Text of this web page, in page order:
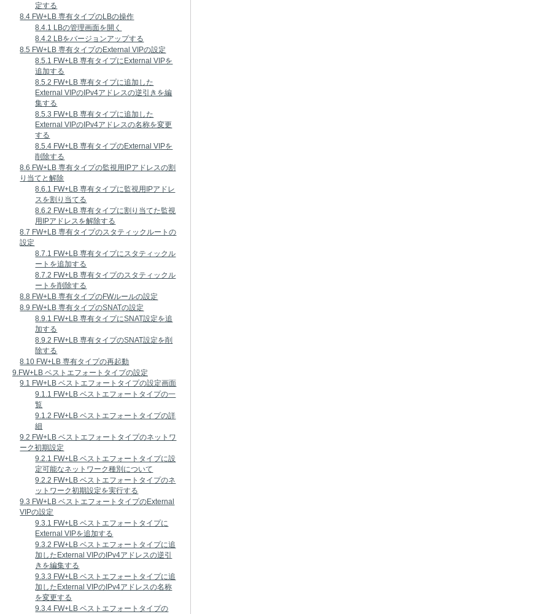
定する
8.4 FW+LB 専有タイプのLBの操作
8.4.1 LBの管理画面を開く
8.4.2 LBをバージョンアップする
8.5 FW+LB 専有タイプのExternal VIPの設定
8.5.1 FW+LB 専有タイプにExternal VIPを
追加する
8.5.2 FW+LB 専有タイプに追加した
External VIPのIPv4アドレスの逆引きを編
集する
8.5.3 FW+LB 専有タイプに追加した
External VIPのIPv4アドレスの名称を変更
する
8.5.4 FW+LB 専有タイプのExternal VIPを
削除する
8.6 FW+LB 専有タイプの監視用IPアドレスの割
り当てと解除
8.6.1 FW+LB 専有タイプに監視用IPアドレ
スを割り当てる
8.6.2 FW+LB 専有タイプに割り当てた監視
用IPアドレスを解除する
8.7 FW+LB 専有タイプのスタティックルートの
設定
8.7.1 FW+LB 専有タイプにスタティックル
ートを追加する
8.7.2 FW+LB 専有タイプのスタティックル
ートを削除する
8.8 FW+LB 専有タイプのFWルールの設定
8.9 FW+LB 専有タイプのSNATの設定
8.9.1 FW+LB 専有タイプにSNAT設定を追
加する
8.9.2 FW+LB 専有タイプのSNAT設定を削
除する
8.10 FW+LB 専有タイプの再起動
9.FW+LB ベストエフォートタイプの設定
9.1 FW+LB ベストエフォートタイプの設定画面
9.1.1 FW+LB ベストエフォートタイプの一
覧
9.1.2 FW+LB ベストエフォートタイプの詳
細
9.2 FW+LB ベストエフォートタイプのネットワ
ーク初期設定
9.2.1 FW+LB ベストエフォートタイプに設
定可能なネットワーク種別について
9.2.2 FW+LB ベストエフォートタイプのネ
ットワーク初期設定を実行する
9.3 FW+LB ベストエフォートタイプのExternal
VIPの設定
9.3.1 FW+LB ベストエフォートタイプに
External VIPを追加する
9.3.2 FW+LB ベストエフォートタイプに追
加したExternal VIPのIPv4アドレスの逆引
きを編集する
9.3.3 FW+LB ベストエフォートタイプに追
加したExternal VIPのIPv4アドレスの名称
を変更する
9.3.4 FW+LB ベストエフォートタイプの